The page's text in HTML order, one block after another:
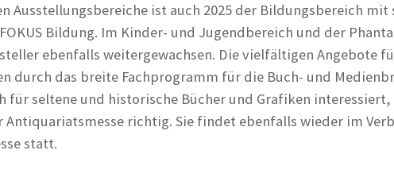
Ausstellungsbereiche ist auch 2025 der Bildungsbereich mit
Bildung. Im Kinder- und Jugendbereich und der
ebenfalls weitergewachsen. Die vielfältigen Angebote
durch das breite Fachprogramm für die Buch- und
für seltene und historische Bücher und Grafiken
Antiquariatsmesse richtig. Sie findet ebenfalls wieder im
statt.